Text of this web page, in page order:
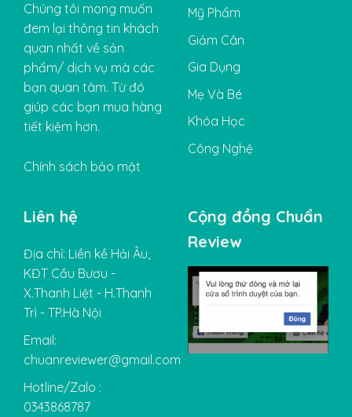
Chúng tôi mong muốn
đem lại thông tin khách
quan nhất về sản
phẩm/ dịch vụ mà các
bạn quan tâm. Từ đó
giúp các bạn mua hàng
tiết kiệm hơn.
Chính sách bảo mật
Mỹ Phẩm
Giảm Cân
Gia Dụng
Mẹ Và Bé
Khóa Học
Công Nghệ
Liên hệ
Địa chỉ: Liền kề Hải Âu,
KĐT Cầu Bươu -
X.Thanh Liệt - H.Thanh
Trì - TP.Hà Nội
Email:
chuanreviewer@gmail.com
Hotline/Zalo :
0343868787
Cộng đồng Chuẩn
Review